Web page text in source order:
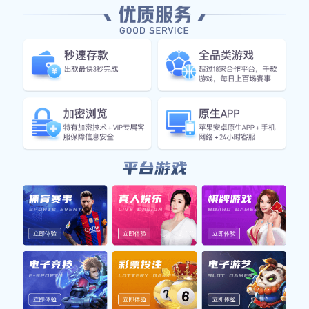
无论是初学者还是有一定基础的健身爱好者，都能从中获得
1、哑铃深蹲标准动作解析
哑铃深蹲的标准动作主要包括准备姿势、下蹲过程和站起三
展，保持身体直立。此时手中握住一个或两个哑铃，可以放
在身体两侧或者前胸位置。这种姿势有助于集中核心力量，
在下蹲过程中，应慢慢屈膝，同时保持背部挺直，下沉时臀
部向后坐，就像要坐在椅子上一样。此时膝盖不应超过脚
尖，以免造成关节伤害。同时，要控制重心分布，使其集中
在脚后跟，有助于稳定身体并减少受伤风险。
最后，在站起过程中，要用力推地，将身体垂直向上抬起，
直到完全站直。此时要注意收紧腹部，以保持核心稳定，并
确保整个过程流畅而自然。完成这一系列动作后，可以考虑